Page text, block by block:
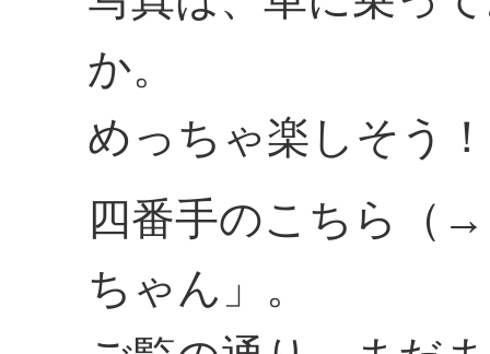
か。
めっちゃ楽しそう！
四番手のこちら（
ちゃん」。